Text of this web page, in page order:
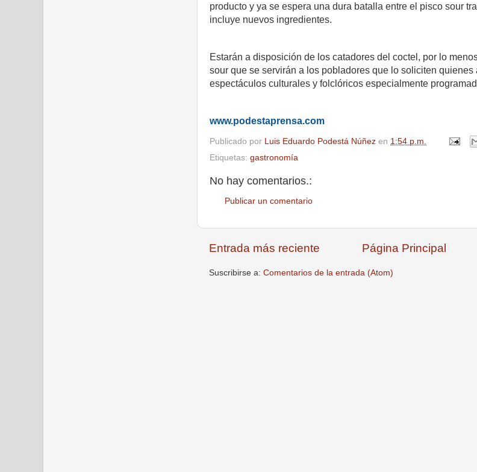
producto y ya se espera una dura batalla entre el pisco sour
incluye nuevos ingredientes.
Estarán a disposición de los catadores del coctel, por lo
sour que se servirán a los pobladores que lo soliciten quienes
espectáculos culturales y folclóricos especialmente
www.podestaprensa.com
Publicado por Luis Eduardo Podestá Núñez en 1:54 p.m.
Etiquetas: gastronomía
No hay comentarios.:
Publicar un comentario
Entrada más reciente Página Principal
Suscribirse a: Comentarios de la entrada (Atom)